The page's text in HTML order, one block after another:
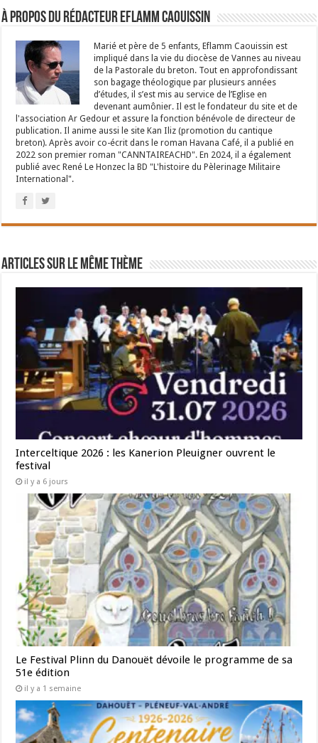
À propos du rédacteur Eflamm Caouissin
Marié et père de 5 enfants, Eflamm Caouissin est
impliqué dans la vie du diocèse de Vannes au niveau
de la Pastorale du breton. Tout en approfondissant
son bagage théologique par plusieurs années
d’études, il s’est mis au service de l’Eglise en
devenant aumônier. Il est le fondateur du site et de
l'association Ar Gedour et assure la fonction bénévole de directeur de
publication. Il anime aussi le site Kan Iliz (promotion du cantique
breton). Après avoir co-écrit dans le roman Havana Café, il a publié en
2022 son premier roman "CANNTAIREACHD". En 2024, il a également
publié avec René Le Honzec la BD "L'histoire du Pèlerinage Militaire
International".
Articles sur le même thème
Interceltique 2026 : les Kanerion Pleuigner ouvrent le
festival
il y a 6 jours
Le Festival Plinn du Danouët dévoile le programme de sa
51e édition
il y a 1 semaine